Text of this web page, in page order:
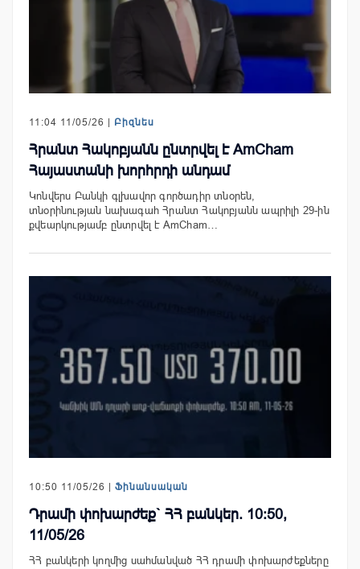
11:04 11/05/26 | Բիզնես
Հրանտ Հակոբյանն ընտրվել է AmCham
Հայաստանի խորհրդի անդամ
Կոնվերս Բանկի գլխավոր գործադիր տնօրեն,
տնօրինության նախագահ Հրանտ Հակոբյանն ապրիլի 29-ին
քվեարկությամբ ընտրվել է AmCham…
10:50 11/05/26 | Ֆինանսական
Դրամի փոխարժեք` ՀՀ բանկեր. 10:50,
11/05/26
ՀՀ բանկերի կողմից սահմանված ՀՀ դրամի փոխարժեքները